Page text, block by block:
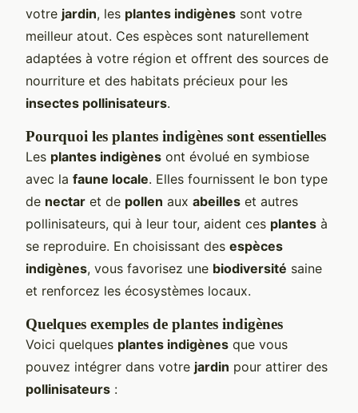
votre jardin, les plantes indigènes sont votre
meilleur atout. Ces espèces sont naturellement
adaptées à votre région et offrent des sources de
nourriture et des habitats précieux pour les
insectes pollinisateurs.
Pourquoi les plantes indigènes sont essentielles
Les plantes indigènes ont évolué en symbiose
avec la faune locale. Elles fournissent le bon type
de nectar et de pollen aux abeilles et autres
pollinisateurs, qui à leur tour, aident ces plantes à
se reproduire. En choisissant des espèces
indigènes, vous favorisez une biodiversité saine
et renforcez les écosystèmes locaux.
Quelques exemples de plantes indigènes
Voici quelques plantes indigènes que vous
pouvez intégrer dans votre jardin pour attirer des
pollinisateurs :